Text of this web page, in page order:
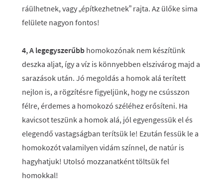
ráülhetnek, vagy „építkezhetnek” rajta. Az ülőke sima
felülete nagyon fontos!
4, A legegyszerűbb homokozónak nem készítünk
deszka aljat, így a víz is könnyebben elszivárog majd a
sarazások után. Jó megoldás a homok alá terített
nejlon is, a rögzítésre figyeljünk, hogy ne csússzon
félre, érdemes a homokozó széléhez erősíteni. Ha
kavicsot teszünk a homok alá, jól egyengessük el és
elegendő vastagságban terítsük le! Ezután fessük le a
homokozót valamilyen vidám színnel, de natúr is
hagyhatjuk! Utolsó mozzanatként töltsük fel
homokkal!